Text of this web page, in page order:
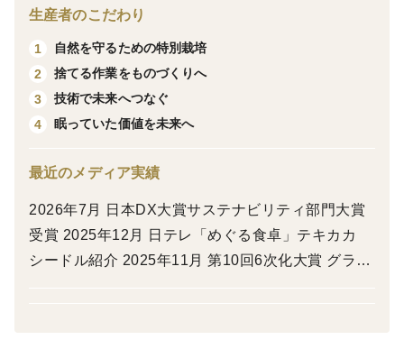
というお声をたくさんいただいています。
そんなこうとくを、季節を問わず楽しんでいただきた
い。
生産者のこだわり
1
自然を守るための特別栽培
2
捨てる作業をものづくりへ
3
技術で未来へつなぐ
4
眠っていた価値を未来へ
最近のメディア実績
2026年7月 日本DX大賞サステナビリティ部門大賞
受賞 2025年12月 日テレ「めぐる食卓」テキカカ
シードル紹介 2025年11月 第10回6次化大賞 グラン